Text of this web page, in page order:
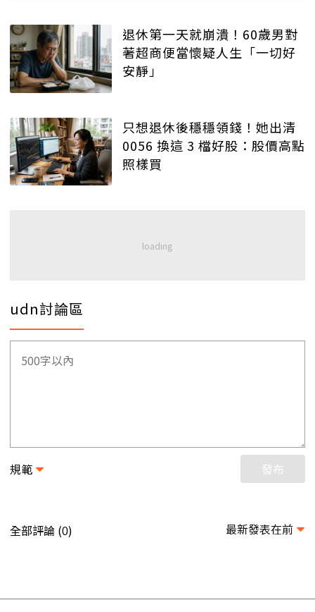
退休第一天就崩潰！60歲男對
著超商便當懷疑人生「一切好
安靜」
只想退休後穩穩領錢！她出清
0056 換這 3 檔好股：股價高點
照樣買
udn討論區
規範 發布
全部評論 (0) 最新發表在前